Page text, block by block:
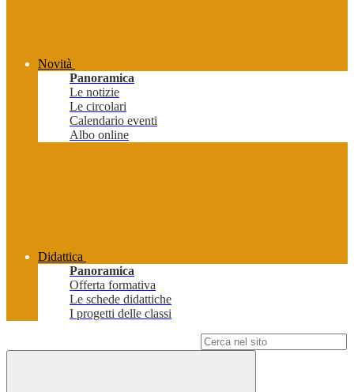
Novità
Panoramica
Le notizie
Le circolari
Calendario eventi
Albo online
Didattica
Panoramica
Offerta formativa
Le schede didattiche
I progetti delle classi